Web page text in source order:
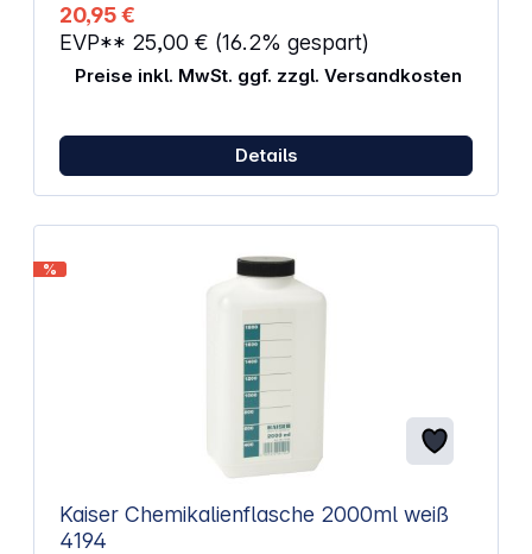
20,95 €
EVP** 25,00 € (16.2% gespart)
Preise inkl. MwSt. ggf. zzgl. Versandkosten
Details
%
Kaiser Chemikalienflasche 2000ml weiß
4194